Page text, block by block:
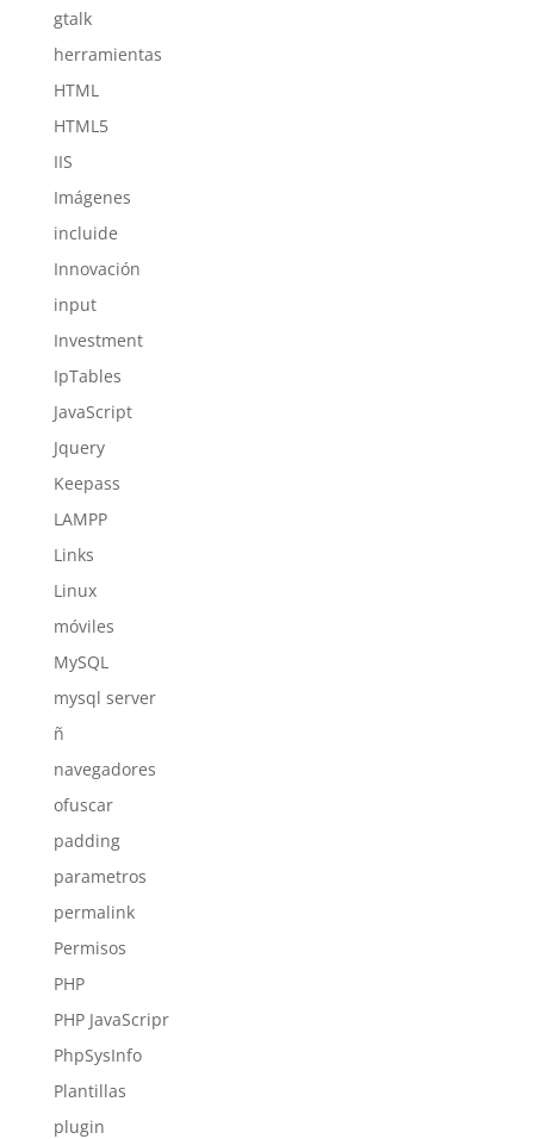
gtalk
herramientas
HTML
HTML5
IIS
Imágenes
incluide
Innovación
input
Investment
IpTables
JavaScript
Jquery
Keepass
LAMPP
Links
Linux
móviles
MySQL
mysql server
ñ
navegadores
ofuscar
padding
parametros
permalink
Permisos
PHP
PHP JavaScripr
PhpSysInfo
Plantillas
plugin